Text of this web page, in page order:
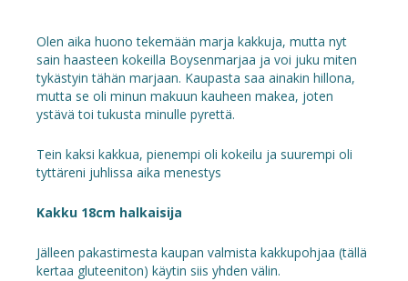
Olen aika huono tekemään marja kakkuja, mutta nyt
sain haasteen kokeilla Boysenmarjaa ja voi juku miten
tykästyin tähän marjaan. Kaupasta saa ainakin hillona,
mutta se oli minun makuun kauheen makea, joten
ystävä toi tukusta minulle pyrettä.
Tein kaksi kakkua, pienempi oli kokeilu ja suurempi oli
tyttäreni juhlissa aika menestys
Kakku 18cm halkaisija
Jälleen pakastimesta kaupan valmista kakkupohjaa (tällä
kertaa gluteeniton) käytin siis yhden välin.